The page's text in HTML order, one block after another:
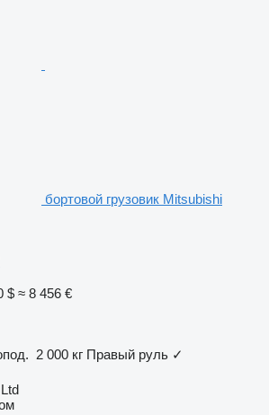
бортовой грузовик Mitsubishi
$ ≈ 8 456 €
2 000 кг Правый руль ✓